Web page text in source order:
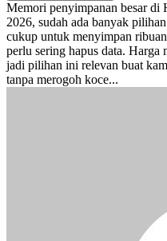
Memori penyimpanan besar di
2026, sudah ada banyak
cukup untuk menyimpan
perlu sering hapus data. Harga
jadi pilihan ini relevan buat
tanpa merogoh koce...